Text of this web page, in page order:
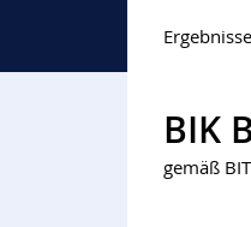
BIK
gemäß